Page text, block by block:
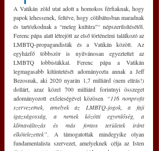
A Vatikán zöld utat adott a homokos férfiaknak, hogy
papok lehessenek, feltéve, hogy cölibátusban maradnak
és tartózkodnak a “meleg kultúra"“ népszerűsítésétől.
Ferenc pápa alatt létrejött az első történelmi találkozó az
LMBTQ-propagandisták és a Vatikán között. Az
egyházfő többször is nyilvánosan egyeztettet az
LMBTQ lobbistákkal. Ferenc pápa a Vatikán
legmagasabb kitüntetését adományozta annak a Jeff
Bezosnak, aki 2020 nyarán 1,7 milliárd (nem elírás!)
dollárt, azaz közel 700 milliárd forintnyi összeget
adományozott exfeleségével közösen
“116 nonprofit
szervezetnek, amelyek az LMBTQ-jogok, a faji
igazságosság, a nemek közötti egyenlőség, a
klímaváltozás és más fontos területek iránt
elkötelezettek”. A támogatottak mindegyike olyan
fundamentalista szervezet, amelyeknek célja az Isten